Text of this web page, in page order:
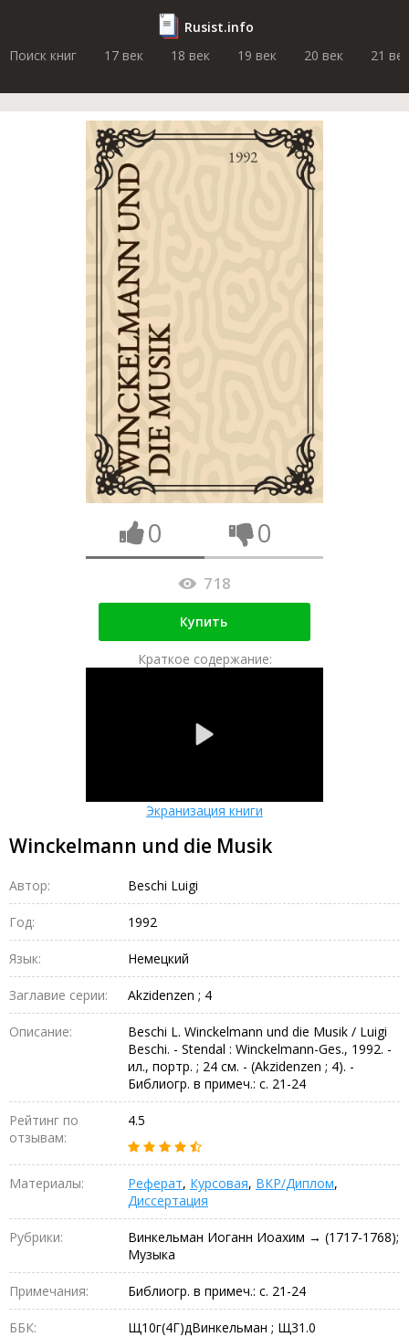
Rusist.info
Поиск книг
17 век 18 век 19 век 20 век 21 век
0 0
718
Купить
Краткое содержание:
Экранизация книги
Winckelmann und die Musik
Автор: Beschi Luigi
Год: 1992
Язык: Немецкий
Заглавие серии: Akzidenzen ; 4
Описание:
Beschi L. Winckelmann und die Musik / Luigi
Beschi. - Stendal : Winckelmann-Ges., 1992. -
ил., портр. ; 24 см. - (Akzidenzen ; 4). -
Библиогр. в примеч.: с. 21-24
Рейтинг по
отзывам:
4.5
Материалы: Реферат, Курсовая, ВКР/Диплом,
Диссертация
Рубрики:
Винкельман Иоганн Иоахим → (1717-1768);
Музыка
Примечания: Библиогр. в примеч.: с. 21-24
ББК: Щ10г(4Г)дВинкельман ; Щ31.0